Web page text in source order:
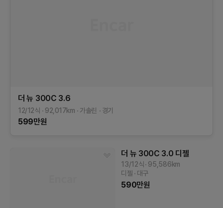
더 뉴 300C 3.6
12/12식 92,017km 가솔린 경기
599만원
더 뉴 300C 3.0 디젤
13/12식 95,586km
디젤
대구
590만원